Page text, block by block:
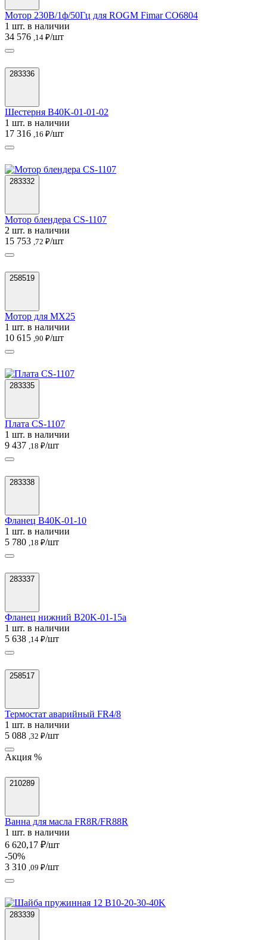
Мотор 230В/1ф/50Гц для ROGM Fimar CO6804
1 шт. в наличии
34 576 ,14 ₽/шт
283336
Шестерня B40K-01-01-02
1 шт. в наличии
17 316 ,16 ₽/шт
283332
Мотор блендера CS-1107
2 шт. в наличии
15 753 ,72 ₽/шт
258519
Мотор для MX25
1 шт. в наличии
10 615 ,90 ₽/шт
283335
Плата CS-1107
1 шт. в наличии
9 437 ,18 ₽/шт
283338
Фланец B40K-01-10
1 шт. в наличии
5 780 ,18 ₽/шт
283337
Фланец нижний B20K-01-15a
1 шт. в наличии
5 638 ,14 ₽/шт
258517
Термостат аварийный FR4/8
1 шт. в наличии
5 088 ,32 ₽/шт
Акция %
210289
Ванна для масла FR8R/FR88R
1 шт. в наличии
6 620,17 ₽/шт
-50%
3 310 ,09 ₽/шт
283339